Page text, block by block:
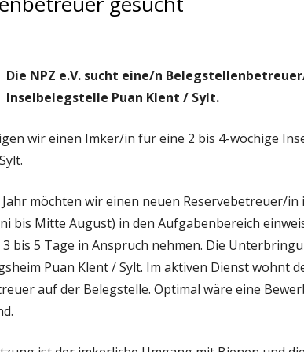
VOR 2018
DROHNENVÖLKER 1950 BIS 1994
CARNICA INSELBELEGSTELLEN
Die NPZ e.V. sucht eine/n
Inselbelegstelle Puan Klent / Sylt.
wir einen Imker/in für eine 2 bis 4-wöchige
möchten wir einen neuen Reservebetreuer/in
bis Mitte August) in den Aufgabenbereich
3 bis 5 Tage in Anspruch nehmen. Die
Puan Klent / Sylt. Im aktiven Dienst wohnt
auf der Belegstelle. Optimal wäre eine